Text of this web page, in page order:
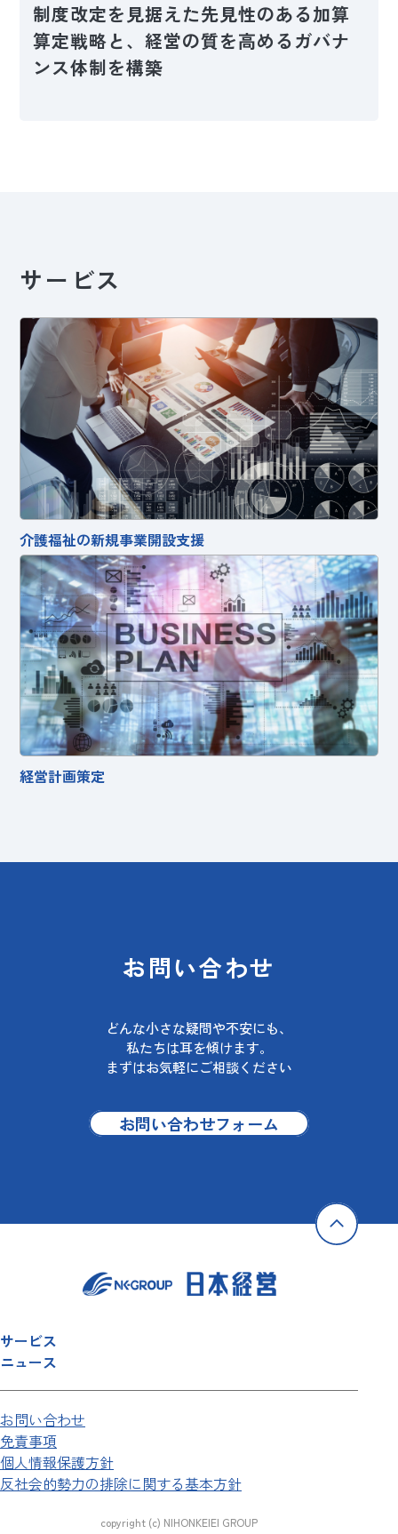
制度改定を見据えた先見性のある加算
算定戦略と、経営の質を高めるガバナ
ンス体制を構築
サービス
介護福祉の新規事業開設支援
経営計画策定
お問い合わせ
どんな小さな疑問や不安にも、
私たちは耳を傾けます。
まずはお気軽にご相談ください
お問い合わせフォーム
サービス
ニュース
お問い合わせ
免責事項
個人情報保護方針
反社会的勢力の排除に関する基本方針
copyright (c) NIHONKEIEI GROUP